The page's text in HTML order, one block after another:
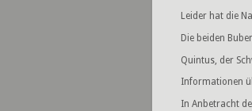
Leider hat die
Die beiden
Quintus, der
Informationen
In Anbetracht